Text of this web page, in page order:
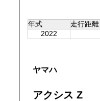
年式 走行距離
2022
ヤマハ
アクシス Z